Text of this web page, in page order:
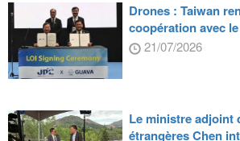
Drones : Taiwan
coopération avec
21/07/2026
Le ministre adjoint
étrangères Chen